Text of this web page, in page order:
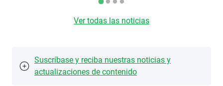
Ver todas las noticias
Suscríbase y reciba nuestras noticias y
actualizaciones de contenido